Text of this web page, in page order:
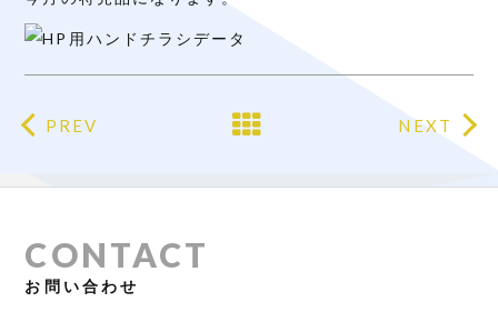
PREV NEXT
CONTACT
お問い合わせ